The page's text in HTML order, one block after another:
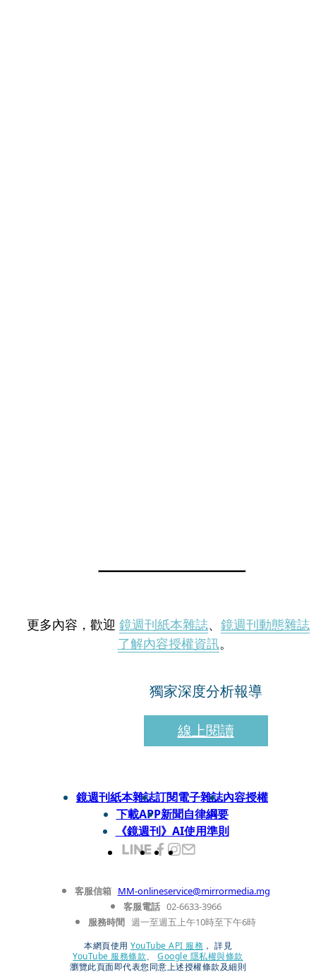
更多內容，歡迎 鏡週刊紙本雜誌、 鏡週刊動態雜誌
了解內容授權資訊。
獨家深度分析報導
線上閱讀
鏡週刊紙本雜誌訂閱電子雜誌內容授權
下載APP新聞自律綱要
《鏡週刊》AI使用準則
客服信箱 MM-onlineservice@mirrormedia.mg
客服電話 02-6633-3966
服務時間 週一至週五上午10時至下午6時
本網頁使用 YouTube API 服務 ， 詳見
YouTube 服務條款、
Google 隱私權與條款
瀏覽此頁面即代表您同意上述授權條款及細則